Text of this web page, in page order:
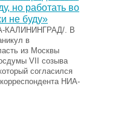
но работать во
не буду»
КАЛИНИНГРАД/. В
в
из Москвы
VII созыва
согласился
НИА-